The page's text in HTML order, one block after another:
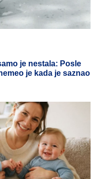
je nestala: Posle
je kada je saznao